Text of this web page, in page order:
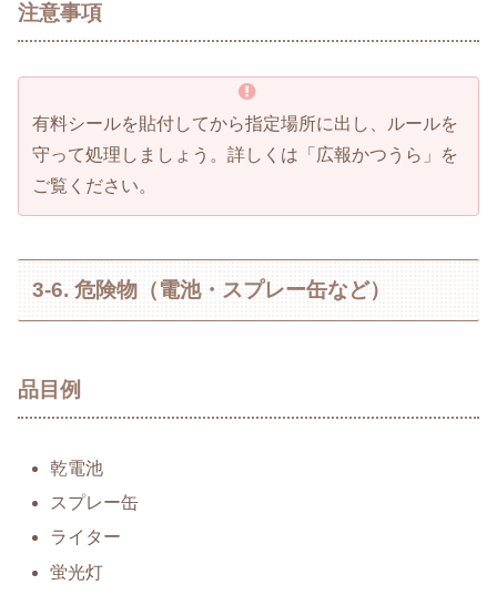
注意事項
有料シールを貼付してから指定場所に出し、ルールを
守って処理しましょう。詳しくは「広報かつうら」を
ご覧ください。
3-6. 危険物（電池・スプレー缶など）
品目例
乾電池
スプレー缶
ライター
蛍光灯